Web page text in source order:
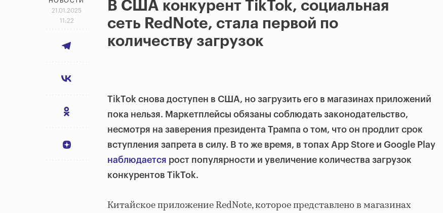
21.01.2025
11:22
В США конкурент TikTok, социальная
сеть RedNote, стала первой по
количеству загрузок
TikTok снова доступен в США, но загрузить его в магазинах приложений
пока нельзя. Маркетплейсы обязаны соблюдать законодательство,
несмотря на заверения президента Трампа о том, что он продлит срок
вступления запрета в силу. В то же время, в топах App Store и Google Play
наблюдается рост популярности и увеличение количества загрузок
конкурентов TikTok.
Китайское приложение RedNote, которое представлено в магазинах